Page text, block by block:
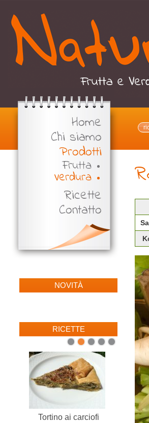
Home
Chi siamo
Prodotti
Frutta
Verdura
Ricette
Contatto
NOVITÀ
RICETTE
1 2 3 4 5
Tortino ai carciofi
Risotto al radicchio